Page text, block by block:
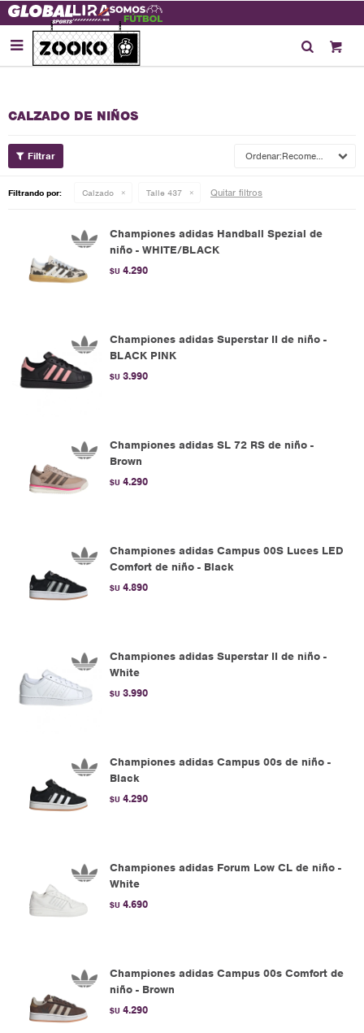

CALZADO DE NIÑOS
Recomendados
Filtrando por: Calzado Talle 437 Quitar filtros
Championes adidas Handball Spezial de
niño - WHITE/BLACK
$U 4.290
Championes adidas Superstar II de niño -
BLACK PINK
$U 3.990
Championes adidas SL 72 RS de niño -
Brown
$U 4.290
Championes adidas Campus 00S Luces LED
Comfort de niño - Black
$U 4.890
Championes adidas Superstar II de niño -
White
$U 3.990
Championes adidas Campus 00s de niño -
Black
$U 4.290
Championes adidas Forum Low CL de niño -
White
$U 4.690
Championes adidas Campus 00s Comfort de
niño - Brown
$U 4.290